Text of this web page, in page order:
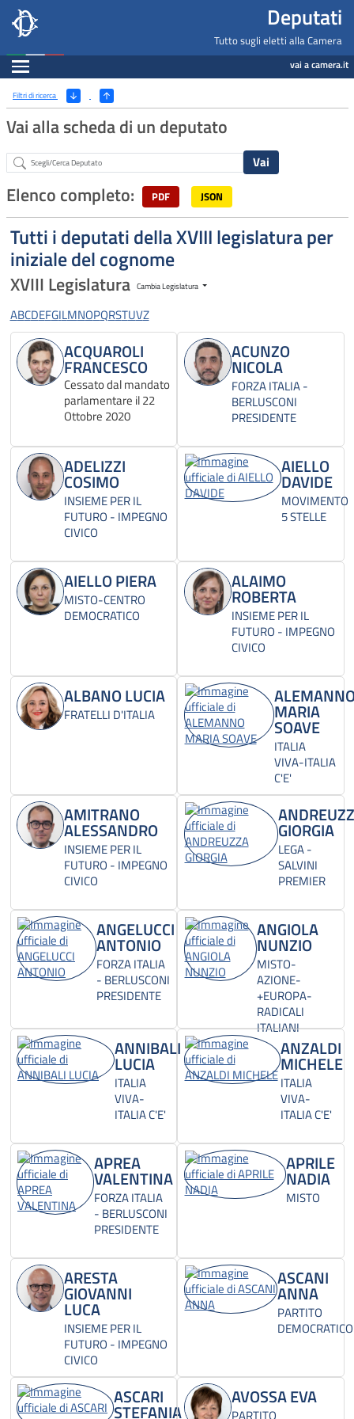
Deputati, Camera dei Deputati -
Salta al contenuto principale
Salta al menu di navigazione Deputati
Tutto sugli eletti alla Camera
Espandi vai a camera.it
Ricerca
Filtri di ricerca (Apri/Chiudi filtri)
Vai alla scheda di un deputato
Abstract
Elenco completo: PDF JSON
Tutti i deputati della XVIII legislatura per
iniziale del cognome
XVIII Legislatura Cambia Legislatura
ABCDEFGILMNOPQRSTUVZ
ACQUAROLI
FRANCESCO
Cessato dal mandato
parlamentare il 22
Ottobre 2020
ACUNZO
NICOLA
FORZA ITALIA -
BERLUSCONI
PRESIDENTE
ADELIZZI
COSIMO
INSIEME PER IL
FUTURO - IMPEGNO
CIVICO
AIELLO
DAVIDE
MOVIMENTO
5 STELLE
AIELLO PIERA
MISTO-CENTRO
DEMOCRATICO
ALAIMO
ROBERTA
INSIEME PER IL
FUTURO - IMPEGNO
CIVICO
ALBANO LUCIA
FRATELLI D'ITALIA MARIA
SOAVE
ITALIA
VIVA-ITALIA
C'E'
AMITRANO
ALESSANDRO
INSIEME PER IL
FUTURO - IMPEGNO
CIVICO
GIORGIA
LEGA -
SALVINI
PREMIER
ANGELUCCI
ANTONIO
FORZA ITALIA
- BERLUSCONI
PRESIDENTE
ANGIOLA
NUNZIO
MISTO-
AZIONE-
+EUROPA-
RADICALI
ITALIANI
ANNIBALI
LUCIA
ITALIA
VIVA-
ITALIA C'E'
ANZALDI
MICHELE
ITALIA
VIVA-
ITALIA C'E'
APREA
VALENTINA
FORZA ITALIA
- BERLUSCONI
PRESIDENTE
APRILE
NADIA
MISTO
ARESTA
GIOVANNI
LUCA
INSIEME PER IL
FUTURO - IMPEGNO
CIVICO
ASCANI
ANNA
PARTITO
DEMOCRATICO
ASCARI
STEFANIA
AVOSSA EVA
Navigazione pagine di servizio
Fine pagina
Salta al contenuto principale
Salta al menu di navigazione
Vai a inizio pagina